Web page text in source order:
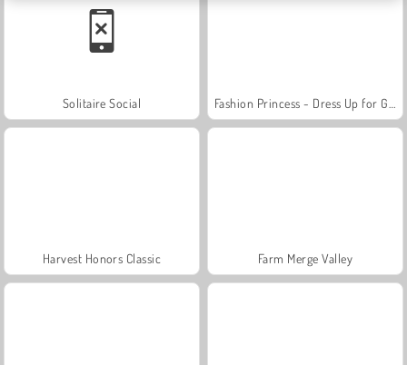
Solitaire Social
Harvest Honors Classic Farm Merge Valley